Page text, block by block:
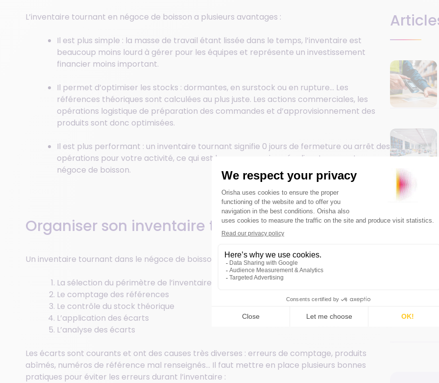
L’inventaire tournant en négoce de boisson a plusieurs avantages :
Il est plus simple : la masse de travail étant lissée dans le temps, l’inventaire est
beaucoup moins lourd à gérer pour les équipes et représente un investissement
financier moins important.
Il permet d’optimiser les stocks : dormantes, en surstock ou en rupture… Les
références théoriques sont calculées au plus juste. Les actions commerciales, les
opérations logistique de préparation des commandes et d’approvisionnement des
produits sont donc optimisées.
Il est plus performant : un inventaire tournant signifie 0 jours de fermeture ou arrêt des
opérations pour votre activité, ce qui est beaucoup moins pénalisant pour votre
négoce de boisson.
Organiser son inventaire tournant
Un inventaire tournant dans le négoce de boisson se déroule en 5 étapes :
La sélection du périmètre de l’inventaire
Le comptage des références
Le contrôle du stock théorique
L’application des écarts
L’analyse des écarts
Les écarts sont courants et ont des causes très diverses : erreurs de comptage, produits
abîmés, numéros de référence mal renseignés… Il faut mettre en place plusieurs bonnes
pratiques pour éviter les erreurs durant l’inventaire :